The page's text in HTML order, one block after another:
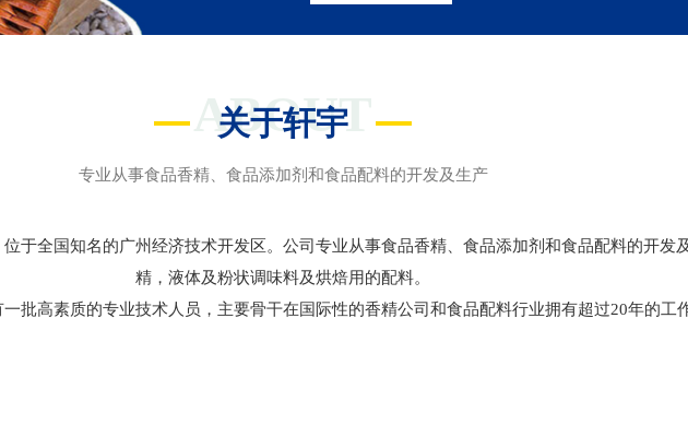
ABOUT
关于轩宇
专业从事食品香精、食品添加剂和食品配料的开发及生产
于全国知名的广州经济技术开发区。公司专业从事食品香精、食品添加剂和食品配料的开发
精，液体及粉状调味料及烘焙用的配料。
批高素质的专业技术人员，主要骨干在国际性的香精公司和食品配料行业拥有超过20年的工